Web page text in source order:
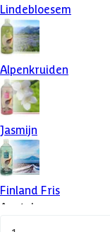
Lindebloesem
Alpenkruiden
Jasmijn
Finland Fris
Aantal